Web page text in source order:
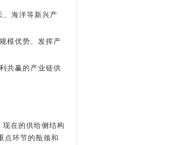
、海洋等新兴产
模优势、发挥产
共赢的产业链供
在的供给侧结构
点环节的瓶颈和